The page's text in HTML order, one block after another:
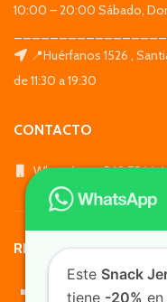
10:00 – 20:00 Sábado,
📍Huérfanos 1526 ,
de 11:30 a 19:30
CONTACTO
WhatsApp: +569 7564
REDES SOCIALES
Este Snack
tiene -20% en